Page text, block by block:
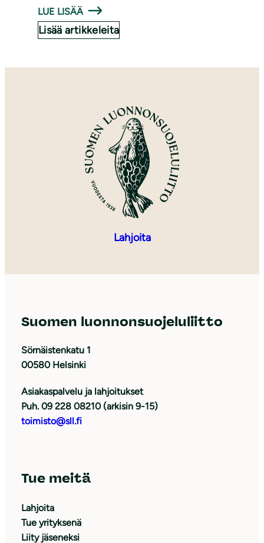
LUE LISÄÄ
Lisää artikkeleita
Lahjoita
Suomen luonnonsuojeluliitto
Sörnäistenkatu 1
00580 Helsinki
Asiakaspalvelu ja lahjoitukset
Puh. 09 228 08210 (arkisin 9-15)
toimisto@sll.fi
Tue meitä
Lahjoita
Tue yrityksenä
Liity jäseneksi